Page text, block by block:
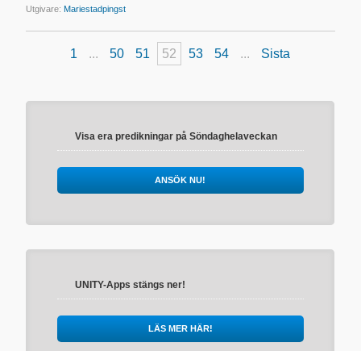
Utgivare:Mariestadpingst
1 ... 50 51 52 53 54 ... Sista
Visa era predikningar på Söndaghelaveckan
ANSÖK NU!
UNITY-Apps stängs ner!
LÄS MER HÄR!